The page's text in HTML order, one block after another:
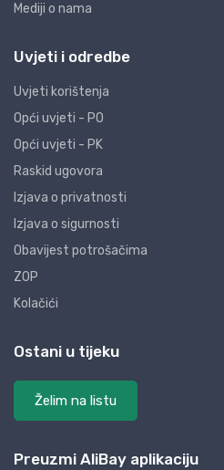
Mediji o nama
Uvjeti i odredbe
Uvjeti korištenja
Opći uvjeti - PO
Opći uvjeti - PK
Raskid ugovora
Izjava o privatnosti
Izjava o sigurnosti
Obavijest potrošačima
ZOP
Kolačići
Ostani u tijeku
Želim na listu
Preuzmi AliBay aplikaciju